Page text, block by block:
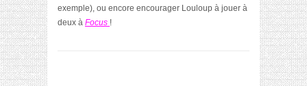
exemple), ou encore encourager Louloup à jouer à
deux à Focus !